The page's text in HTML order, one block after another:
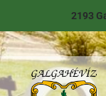
2193